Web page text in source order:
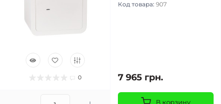
0
Код товара: 907
7 965 грн.
В корзину